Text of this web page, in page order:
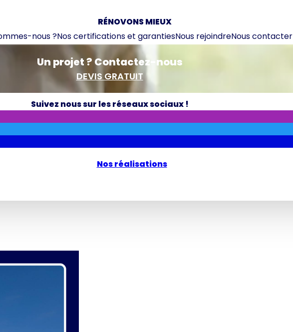
RÉNOVONS MIEUX
nous ?Nos certifications et garantiesNous rejoindreNous contacter
Un projet ? Contactez-nous
DEVIS GRATUIT
Suivez nous sur les réseaux sociaux !
Nos réalisations